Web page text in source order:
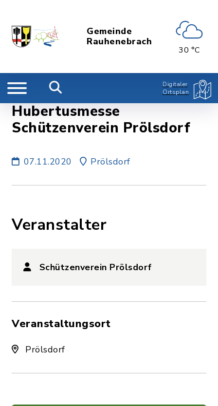
Gemeinde
Rauhenebrach
30 °C
Digitaler
Ortsplan
Hubertusmesse
Schützenverein Prölsdorf
07.11.2020 Prölsdorf
Veranstalter
Schützenverein Prölsdorf
Veranstaltungsort
Prölsdorf